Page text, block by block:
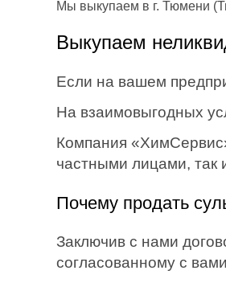
Мы выкупаем в г. Тюмени
Выкупаем
Если на вашем
На взаимовыгодных
Компания
частными лицами, так
Почему продать
Заключив с нами
согласованному с